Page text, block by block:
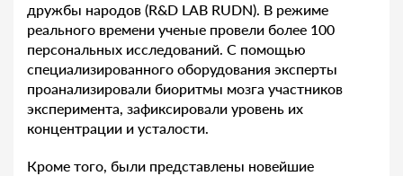
дружбы народов (R&D LAB RUDN). В режиме
реального времени ученые провели более 100
персональных исследований. С помощью
специализированного оборудования эксперты
проанализировали биоритмы мозга участников
эксперимента, зафиксировали уровень их
концентрации и усталости.
Кроме того, были представлены новейшие